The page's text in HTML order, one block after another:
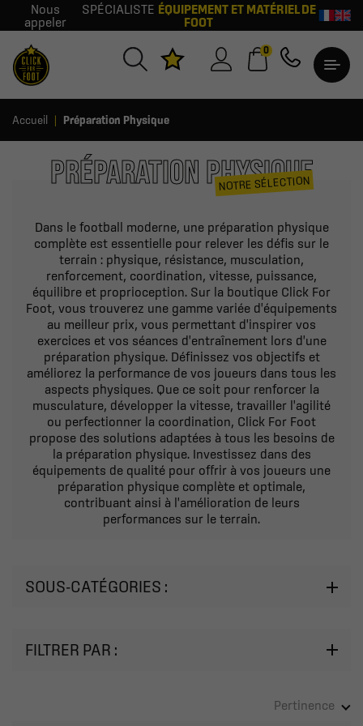
Nous
appeler
SPÉCIALISTE ÉQUIPEMENT ET MATÉRIEL DE
FOOT
0
Accueil Préparation Physique
PRÉPARATION PHYSIQUE
NOTRE SÉLECTION
Dans le football moderne, une préparation physique
complète est essentielle pour relever les défis sur le
terrain : physique, résistance, musculation,
renforcement, coordination, vitesse, puissance,
équilibre et proprioception. Sur la boutique Click For
Foot, vous trouverez une gamme variée d'équipements
au meilleur prix, vous permettant d'inspirer vos
exercices et vos séances d'entraînement lors d'une
préparation physique. Définissez vos objectifs et
améliorez la performance de vos joueurs dans tous les
aspects physiques. Que ce soit pour renforcer la
musculature, développer la vitesse, travailler l'agilité
ou perfectionner la coordination, Click For Foot
propose des solutions adaptées à tous les besoins de
la préparation physique. Investissez dans des
équipements de qualité pour offrir à vos joueurs une
préparation physique complète et optimale,
contribuant ainsi à l'amélioration de leurs
performances sur le terrain.
SOUS-CATÉGORIES :
Harnais & Elastiques
FILTRER PAR :
Pertinence